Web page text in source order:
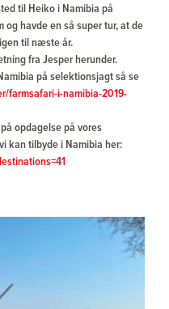
til Heiko i Namibia på
havde en så super tur, at de
til næste år.
fra Jesper herunder.
på selektionsjagt så se
farmsafari-i-namibia-2019-
opdagelse på vores
kan tilbyde i Namibia her: